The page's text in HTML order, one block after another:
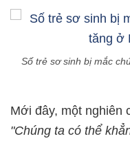
Số trẻ sơ sinh bị mắc
Mới đây, một nghiên
"Chúng ta có thể